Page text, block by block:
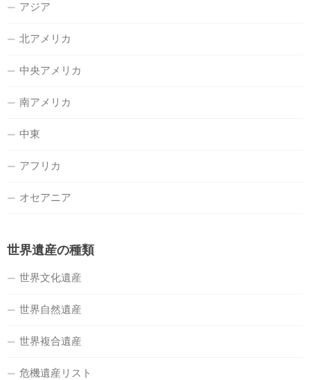
アジア
北アメリカ
中央アメリカ
南アメリカ
中東
アフリカ
オセアニア
世界遺産の種類
世界文化遺産
世界自然遺産
世界複合遺産
危機遺産リスト